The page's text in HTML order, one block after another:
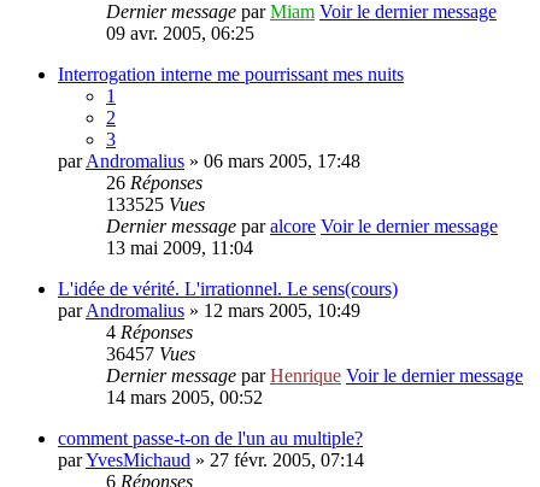
Dernier message parMiam Voir le dernier message
09 avr. 2005, 06:25
Interrogation interne me pourrissant mes nuits
1
2
3
parAndromalius » 06 mars 2005, 17:48
26 Réponses
133525 Vues
Dernier message paralcore Voir le dernier message
13 mai 2009, 11:04
L'idée de vérité. L'irrationnel. Le sens(cours)
parAndromalius » 12 mars 2005, 10:49
4 Réponses
36457 Vues
Dernier message parHenrique Voir le dernier message
14 mars 2005, 00:52
comment passe-t-on de l'un au multiple?
parYvesMichaud » 27 févr. 2005, 07:14
6 Réponses